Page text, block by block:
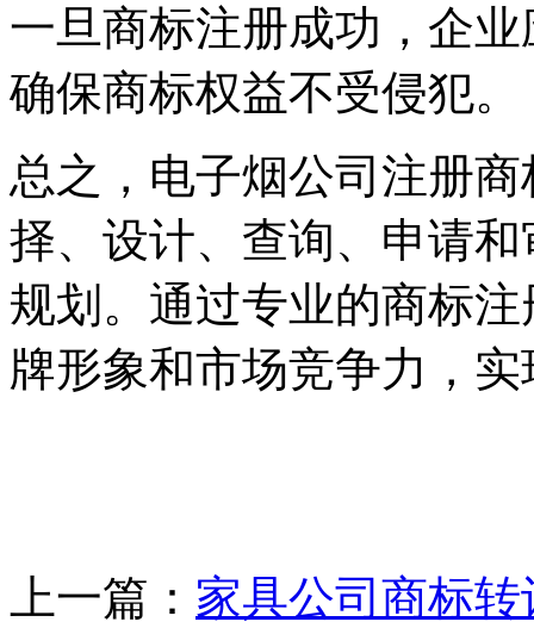
一旦商标注册成功，企
确保商标权益不受侵犯。
总之，电子烟公司注册
择、设计、查询、申请
规划。通过专业的商标
牌形象和市场竞争力，
上一篇： 家具公司商标